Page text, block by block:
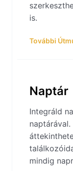
is.
További
Naptár
Integráld
mindig